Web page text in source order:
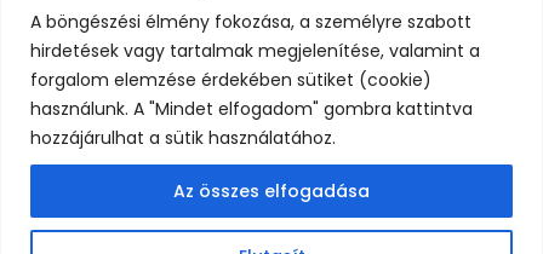
A böngészési élmény fokozása, a személyre szabott
hirdetések vagy tartalmak megjelenítése, valamint a
forgalom elemzése érdekében sütiket (cookie)
használunk. A "Mindet elfogadom" gombra kattintva
hozzájárulhat a sütik használatához.
Az összes elfogadása
Adatkezelési tájékoztató (GDPR)
Általános Szerződési Feltételek (ÁSZF)
Érintésvédelmi minősítő irat
Játékszabályzat